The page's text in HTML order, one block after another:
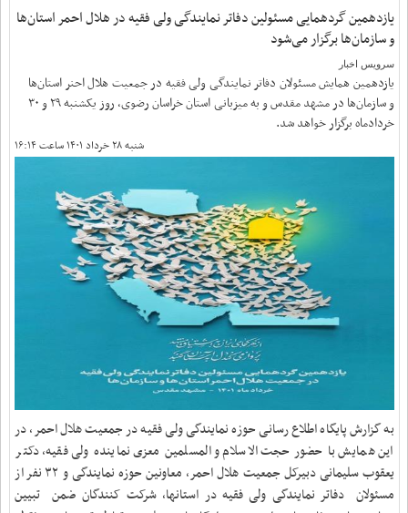
یازدهمین گردهمایی مسئولین دفاتر نمایندگی ولی فقیه در هلال احمر استان‌ها
و سازمان‌ها برگزار می‌شود
سرویس اخبار
یازدهمین همایش مسئولان دفاتر نمایندگی ولی فقیه در جمعیت هلال احنر استان‌ها
و سازمان‌ها در مشهد مقدس و به میزبانی استان خراسان رضوی، روز یکشنبه ٢٩ و ٣٠
خردادماه برگزار خواهد شد.
شنبه ۲۸ خرداد ۱۴۰۱ ساعت ۱۶:۱۴
به گزارش پایگاه اطلاع رسانی حوزه نمایندگی ولی فقیه در جمعیت هلال احمر، در
این همایش با حضور حجت الاسلام و المسلمین معزی نماینده ولی فقیه، دکتر
یعقوب سلیمانی دبیرکل جمعیت هلال احمر، معاونین حوزه نمایندگی و ٣٢ نفر از
مسئولان دفاتر نمایندگی ولی فقیه در استانها، شرکت کنندگان ضمن تبیین